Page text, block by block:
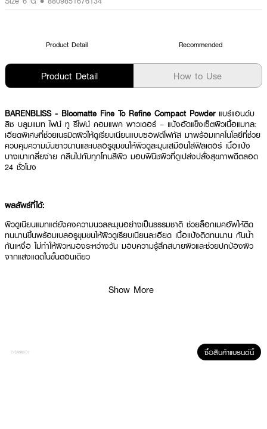
Product Detail Recommended
Product Detail How to Use
BARENBLISS - Bloomatte Fine To Refine Compact Powder แบร์แอนด์บ
ลิซ บลูมแมท ไฟน์ ทู รีไฟน์ คอมแพค พาวเดอร์ – แป้งอัดแข็งเซ็ตผิวเนื้อแมทละ
เอียดพิเศษที่ช่วยเนรมิตผิวให้ดูเรียบเนียนแบบซอฟต์โฟกัส มาพร้อมเทคโนโลยีที่ช่วย
ควบคุมความมันยาวนานและเบลอรูขุมขนให้ผิวดูละมุนเสมือนใส่ฟิลเตอร์ เนื้อแป้ง
บางเบาเกลี่ยง่าย กลืนไปกับทุกโทนสีผิว มอบฟินิชผิวที่ดูเปล่งปลั่งสุขภาพดีตลอด
24 ชั่วโมง
ผลลัพธ์ที่ได้:
ผิวดูเนียนแมทแต่ยังคงความนวลละมุนอย่างเป็นธรรมชาติ ช่วยล็อกเมคอัพให้ติด
ทนนานขึ้นพร้อมเบลอรูขุมขนให้ผิวดูเรียบเนียนละเอียด เนื้อแป้งติดทนนาน กันน้ำ
กันเหงื่อ ไม่ทำให้ผิวหมองระหว่างวัน มอบความรู้สึกสบายผิวและช่วยปกป้องผิว
จากแสงแดดในขั้นตอนเดียว
● แบร์แอนด์บลิซ บลูมแมท ไฟน์ ทู รีไฟน์ คอมแพค พาวเดอร์
● 9X Matte-Force Fine Correct เนื้อแป้งเนียนละเอียดพิเศษ ช่วยเบลอรูขุมขน
และจุดบกพร่องให้ผิวเรียบเนียนทันที
Show More
ซื้อสินค้าแบรนด์นี้